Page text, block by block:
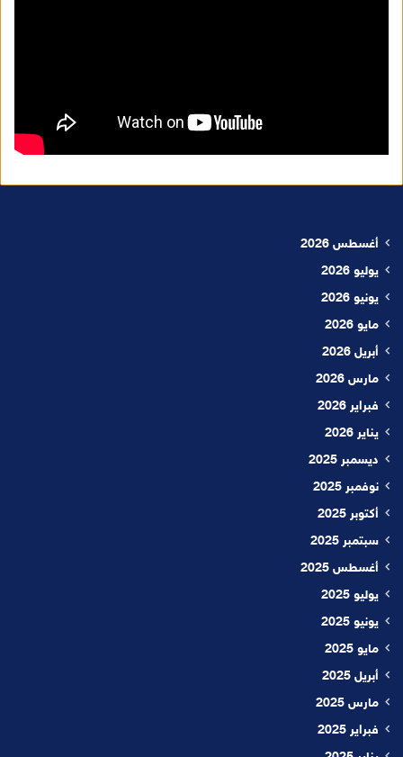
أغسطس 2026
يوليو 2026
يونيو 2026
مايو 2026
أبريل 2026
مارس 2026
فبراير 2026
يناير 2026
ديسمبر 2025
نوفمبر 2025
أكتوبر 2025
سبتمبر 2025
أغسطس 2025
يوليو 2025
يونيو 2025
مايو 2025
أبريل 2025
مارس 2025
فبراير 2025